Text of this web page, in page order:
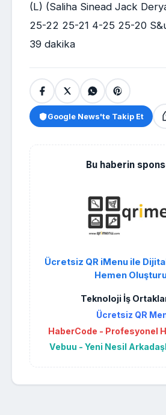
(L) (Saliha Sinead Jack
25-22 25-21 4-25 25-20
39 dakika
Google News'te Takip Et
Bu haberin
Ücretsiz QR iMenu ile
Hemen
Teknoloji İş
Ücretsiz QR
HaberCode - Profesyonel
Vebuu - Yeni Nesil